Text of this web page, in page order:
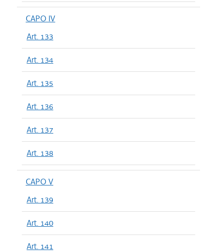
CAPO IV
Art. 133
Art. 134
Art. 135
Art. 136
Art. 137
Art. 138
CAPO V
Art. 139
Art. 140
Art. 141